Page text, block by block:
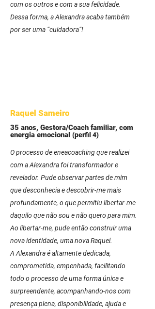
com os outros e com a sua felicidade.
Dessa forma, a Alexandra acaba também
por ser uma “cuidadora”!
Raquel Sameiro
35 anos, Gestora/Coach familiar, com
energia emocional (perfil 4)
O processo de eneacoaching que realizei
com a Alexandra foi transformador e
revelador. Pude observar partes de mim
que desconhecia e descobrir-me mais
profundamente, o que permitiu libertar-me
daquilo que não sou e não quero para mim.
Ao libertar-me, pude então construir uma
nova identidade, uma nova Raquel.
A Alexandra é altamente dedicada,
comprometida, empenhada, facilitando
todo o processo de uma forma única e
surpreendente, acompanhando-nos com
presença plena, disponibilidade, ajuda e